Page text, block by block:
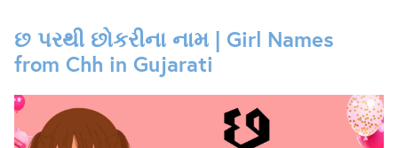
છ પરથી છોકરીના નામ | Girl Names
from Chh in Gujarati